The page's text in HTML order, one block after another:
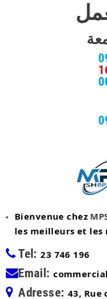
Bienvenue chez
les meilleurs et les
Tel:23 746 196
Email:
Adresse:43, Rue